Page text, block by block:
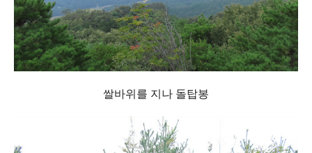
쌀바위를 지나 돌탑봉